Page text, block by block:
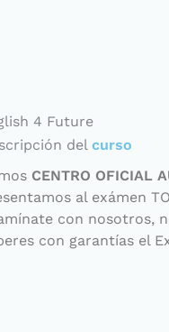
4 Future
delcurso
CENTRO OFICIAL
al exámen
con nosotros,
con garantías el